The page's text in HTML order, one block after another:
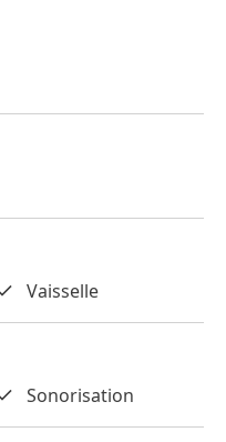
Vaisselle
Sonorisation